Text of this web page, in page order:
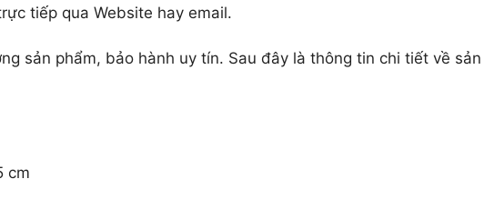
tiếp qua Website hay email.
sản phẩm, bảo hành uy tín. Sau đây là thông tin chi tiết về sản
cm